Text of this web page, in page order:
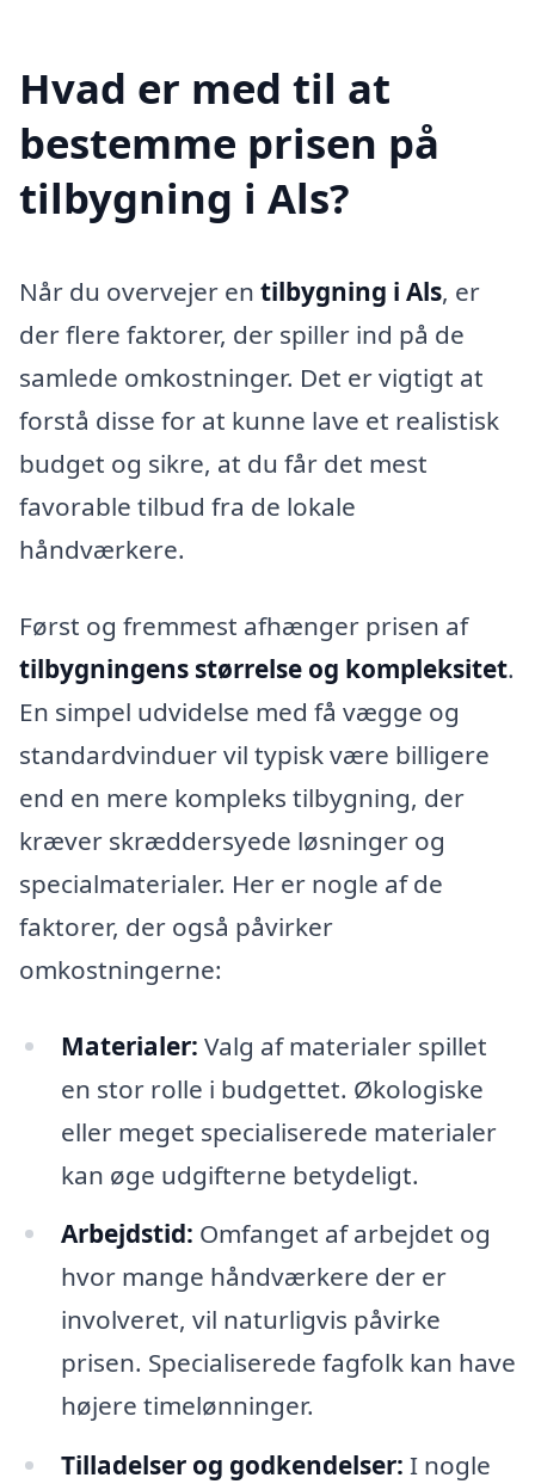
Hvad er med til at
bestemme prisen på
tilbygning i Als?
Når du overvejer en tilbygning i Als, er
der flere faktorer, der spiller ind på de
samlede omkostninger. Det er vigtigt at
forstå disse for at kunne lave et realistisk
budget og sikre, at du får det mest
favorable tilbud fra de lokale
håndværkere.
Først og fremmest afhænger prisen af
tilbygningens størrelse og kompleksitet.
En simpel udvidelse med få vægge og
standardvinduer vil typisk være billigere
end en mere kompleks tilbygning, der
kræver skræddersyede løsninger og
specialmaterialer. Her er nogle af de
faktorer, der også påvirker
omkostningerne:
Materialer: Valg af materialer spillet
en stor rolle i budgettet. Økologiske
eller meget specialiserede materialer
kan øge udgifterne betydeligt.
Arbejdstid: Omfanget af arbejdet og
hvor mange håndværkere der er
involveret, vil naturligvis påvirke
prisen. Specialiserede fagfolk kan have
højere timelønninger.
Tilladelser og godkendelser: I nogle